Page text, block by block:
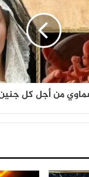
من أجل كل